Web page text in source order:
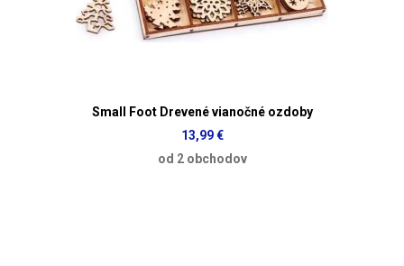
Small Foot Drevené vianočné ozdoby
13,99 €
od 2 obchodov